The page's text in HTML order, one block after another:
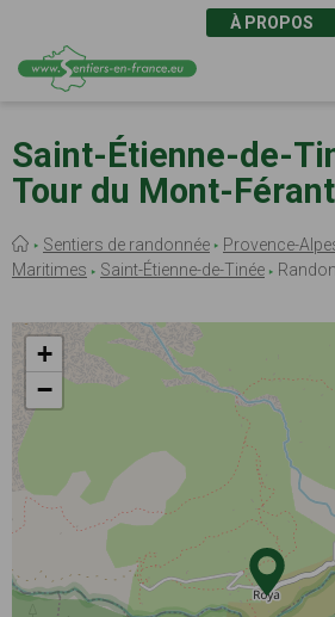
au
contenu
principal
À PROPOS
Saint-Étienne-de-
Tour du Mont-Férant
Fil
d'Ariane
Sentiers de randonnée Provence-
Maritimes
Saint-Étienne-de-Tinée
+
−